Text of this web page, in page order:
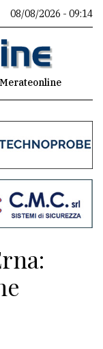
08/08/2026 - 09:14